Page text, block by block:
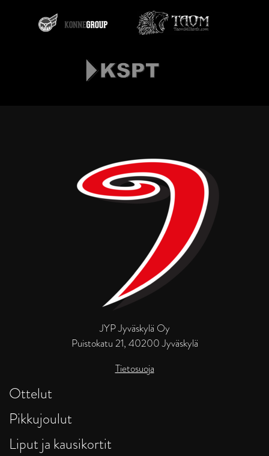
JYP Jyväskylä Oy
Puistokatu 21, 40200 Jyväskylä
Tietosuoja
Ottelut
Pikkujoulut
Liput ja kausikortit